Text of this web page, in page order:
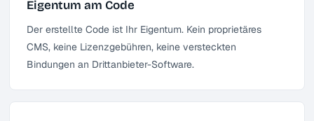
Eigentum am Code
Der erstellte Code ist Ihr Eigentum. Kein proprietäres
CMS, keine Lizenzgebühren, keine versteckten
Bindungen an Drittanbieter-Software.